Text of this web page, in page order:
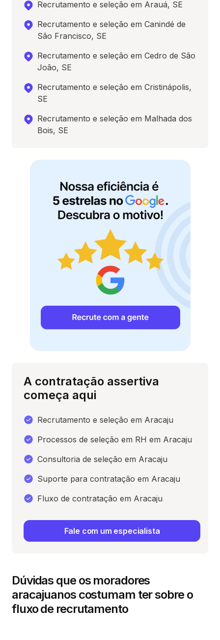
Dúvidas que os moradores
aracajuanos costumam ter sobre o
fluxo de recrutamento
Recrutamento e seleção em Arauá, SE
Recrutamento e seleção em Canindé de
São Francisco, SE
Recrutamento e seleção em Cedro de São
João, SE
Recrutamento e seleção em Cristinápolis,
SE
Recrutamento e seleção em Malhada dos
Bois, SE
A contratação assertiva
começa aqui
Recrutamento e seleção em Aracaju
Processos de seleção em RH em Aracaju
Consultoria de seleção em Aracaju
Suporte para contratação em Aracaju
Fluxo de contratação em Aracaju
Fale com um especialista